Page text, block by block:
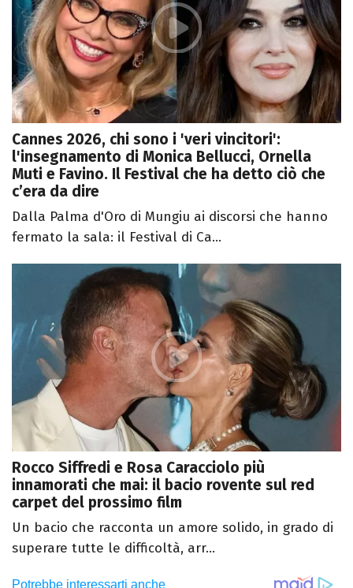
Cannes 2026, chi sono i 'veri vincitori':
l'insegnamento di Monica Bellucci, Ornella
Muti e Favino. Il Festival che ha detto ciò che
c’era da dire
Dalla Palma d'Oro di Mungiu ai discorsi che hanno
fermato la sala: il Festival di Ca...
Rocco Siffredi e Rosa Caracciolo più
innamorati che mai: il bacio rovente sul red
carpet del prossimo film
Un bacio che racconta un amore solido, in grado di
superare tutte le difficoltà, arr...